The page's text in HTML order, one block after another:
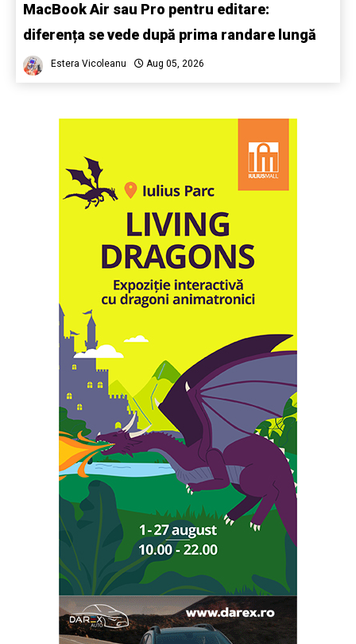
MacBook Air sau Pro pentru editare:
diferența se vede după prima randare lungă
Estera Vicoleanu Aug 05, 2026